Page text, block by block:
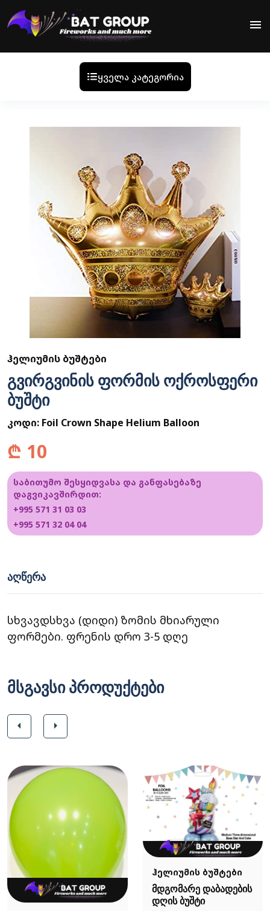
menu
ყველა კატეგორია
ᲰᲔᲚᲘᲣᲛᲘᲡ ᲑᲣᲨᲢᲔᲑᲘ
გვირგვინის ფორმის ოქროსფერი
ბუშტი
კოდი: Foil Crown Shape Helium Balloon
₾ 10
საბითუმო შესყიდვასა და განფასებაზე
დაგვიკავშირდით:
+995 571 31 03 03
+995 571 32 04 04
ᲐᲦᲬᲔᲠᲐ
სხვავდსხვა (დიდი) ზომის მხიარული
ფორმები. ფრენის დრო 3-5 დღე
მსგავსი პროდუქტები
arrow_left arrow_right
ჰელიუმის ბუშტები
მდგომარე დაბადების
დღის ბუშტი